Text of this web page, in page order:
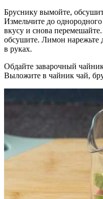
Бруснику вымойте,
Измельчите до
вкусу и снова
обсушите. Лимон нарежьте
в руках.
Обдайте заварочный
Выложите в чайник чай,